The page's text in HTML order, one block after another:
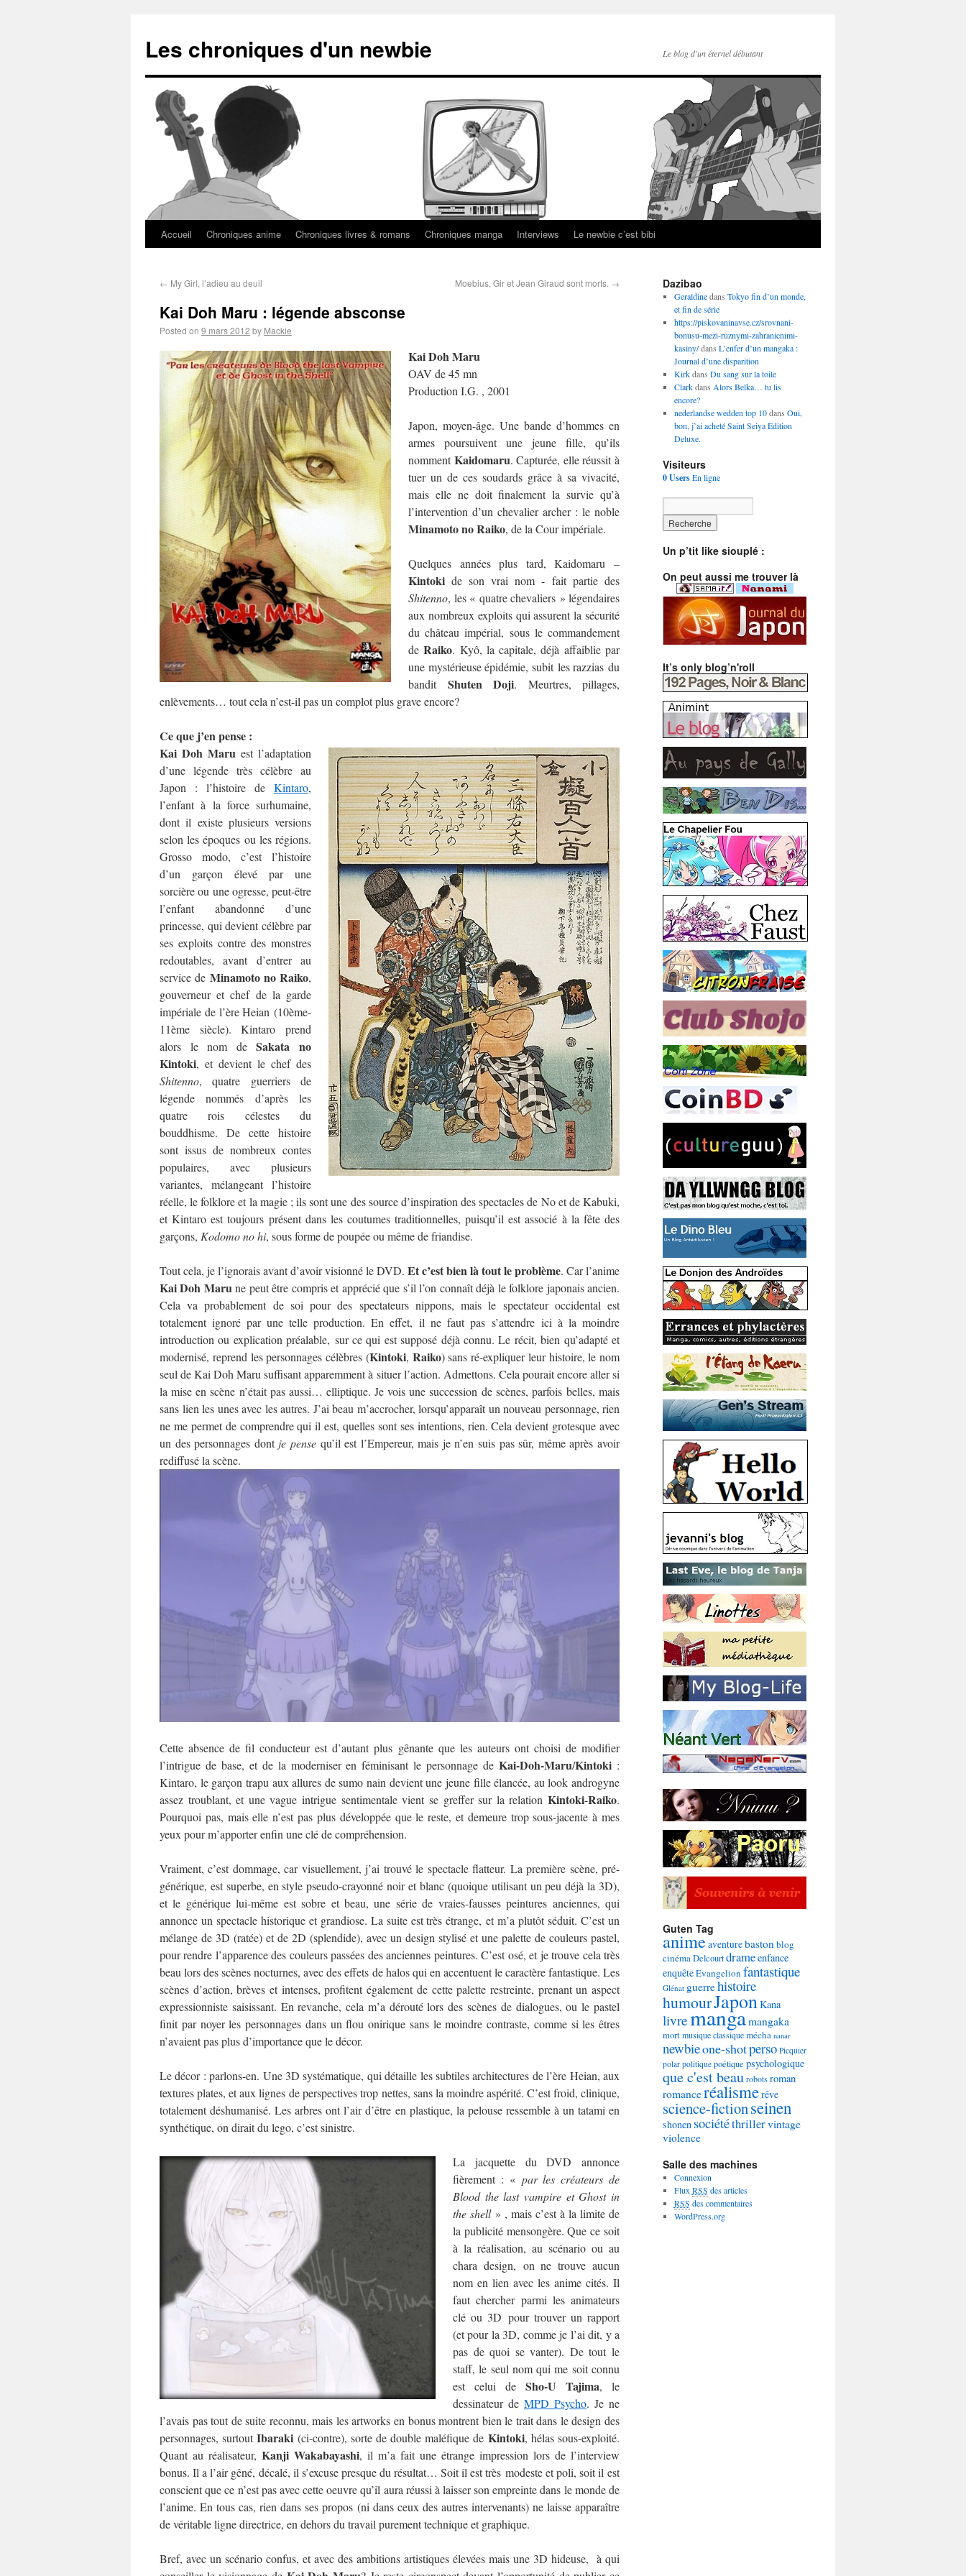
Les chroniques d'un newbie Le blog d'un éternel débutant
Accueil Chroniques anime Chroniques livres & romans Chroniques manga Interviews Le newbie c’est bibi
← My Girl, l’adieu au deuil Moebius, Gir et Jean Giraud sont morts. →
Kai Doh Maru : légende absconse
Posted on 9 mars 2012 by Mackie
Kai Doh Maru
OAV de 45 mn
Production I.G. , 2001
Japon, moyen-âge. Une bande d’hommes en
armes poursuivent une jeune fille, qu’ils
nommentKaidomaru. Capturée, elle réussit à
tuer un de ces soudards grâce à sa vivacité,
mais elle ne doit finalement la survie qu’à
l’intervention d’un chevalier archer : le noble
Minamoto no Raiko, de la Cour impériale.
Quelques années plus tard, Kaidomaru –
Kintoki de son vrai nom - fait partie des
Shitenno, les « quatre chevaliers » légendaires
aux nombreux exploits qui assurent la sécurité
du château impérial, sous le commandement
deRaiko. Kyô, la capitale, déjà affaiblie par
une mystérieuse épidémie, subit les razzias du
bandit Shuten Doji. Meurtres, pillages,
enlèvements… tout cela n’est-il pas un complot plus grave encore?
Ce que j’en pense :
Kai Doh Maru est l’adaptation
d’une légende très célèbre au
Japon : l’histoire de Kintaro,
l’enfant à la force surhumaine,
dont il existe plusieurs versions
selon les époques ou les régions.
Grosso modo, c’est l’histoire
d’un garçon élevé par une
sorcière ou une ogresse, peut-être
l’enfant abandonné d’une
princesse, qui devient célèbre par
ses exploits contre des monstres
redoutables, avant d’entrer au
service de Minamoto no Raiko,
gouverneur et chef de la garde
impériale de l’ère Heian (10ème-
11ème siècle). Kintaro prend
alors le nom deSakata no
Kintoki, et devient le chef des
Shitenno, quatre guerriers de
légende nommés d’après les
quatre rois célestes du
bouddhisme. De cette histoire
sont issus de nombreux contes
populaires, avec plusieurs
variantes, mélangeant l’histoire
réelle, le folklore et la magie ; ils sont une des source d’inspiration des spectacles de No et de Kabuki,
et Kintaro est toujours présent dans les coutumes traditionnelles, puisqu’il est associé à la fête des
garçons, Kodomo no hi, sous forme de poupée ou même de friandise.
Tout cela, je l’ignorais avant d’avoir visionné le DVD. Et c’est bien là tout le problème. Car l’anime
Kai Doh Marune peut être compris et apprécié que s’il l’on connaît déjà le folklore japonais ancien.
Cela va probablement de soi pour des spectateurs nippons, mais le spectateur occidental est
totalement ignoré par une telle production. En effet, il ne faut pas s’attendre ici à la moindre
introduction ou explication préalable, sur ce qui est supposé déjà connu. Le récit, bien qu’adapté et
modernisé, reprend les personnages célèbres (Kintoki, Raiko) sans ré-expliquer leur histoire, le nom
seul de Kai Doh Maru suffisant apparemment à situer l’action. Admettons. Cela pourait encore aller si
la mise en scène n’était pas aussi… elliptique. Je vois une succession de scènes, parfois belles, mais
sans lien les unes avec les autres. J’ai beau m’accrocher, lorsqu’apparaît un nouveau personnage, rien
ne me permet de comprendre qui il est, quelles sont ses intentions, rien. Cela devient grotesque avec
un des personnages dont je pensequ’il est l’Empereur, mais je n’en suis pas sûr, même après avoir
rediffusé la scène.
Cette absence de fil conducteur est d’autant plus gênante que les auteurs ont choisi de modifier
l’intrigue de base, et de la moderniser en féminisant le personnage deKai-Doh-Maru/Kintoki :
Kintaro, le garçon trapu aux allures de sumo nain devient une jeune fille élancée, au look androgyne
assez troublant, et une vague intrigue sentimentale vient se greffer sur la relation Kintoki-Raiko.
Pourquoi pas, mais elle n’est pas plus développée que le reste, et demeure trop sous-jacente à mes
yeux pour m’apporter enfin une clé de compréhension.
Vraiment, c’est dommage, car visuellement, j’ai trouvé le spectacle flatteur. La première scène, pré-
générique, est superbe, en style pseudo-crayonné noir et blanc (quoique utilisant un peu déjà la 3D),
et le générique lui-même est sobre et beau, une série de vraies-fausses peintures anciennes, qui
annonce un spectacle historique et grandiose. La suite est très étrange, et m’a plutôt séduit. C’est un
mélange de 3D (ratée) et de 2D (splendide), avec un design stylisé et une palette de couleurs pastel,
pour rendre l’apparence des couleurs passées des anciennes peintures. C’est osé, et je trouve cela très
beau lors des scènes nocturnes, avec des effets de halos qui en accentuent le caractère fantastique. Les
scènes d’action, brèves et intenses, profitent également de cette palette restreinte, prenant un aspect
expressionniste saisissant. En revanche, cela m’a dérouté lors des scènes de dialogues, ou le pastel
finit par noyer les personnages dans un flou onirique sans le moindre contraste, comme si les êtres
n’avaient pas plus d’importance que le décor.
Le décor : parlons-en. Une 3D systématique, qui détaille les subtiles architectures de l’ère Heian, aux
textures plates, et aux lignes de perspectives trop nettes, sans la moindre aspérité. C’est froid, clinique,
totalement déshumanisé. Les arbres ont l’air d’être en plastique, la pelouse ressemble à un tatami en
synthétique, on dirait du lego, c’est sinistre.
La jacquette du DVD annonce
fièrement : « par les créateurs de
Blood the last vampire et Ghost in
the shell» , mais c’est à la limite de
la publicité mensongère. Que ce soit
à la réalisation, au scénario ou au
chara design, on ne trouve aucun
nom en lien avec les anime cités. Il
faut chercher parmi les animateurs
clé ou 3D pour trouver un rapport
(et pour la 3D, comme je l’ai dit, y a
pas de quoi se vanter). De tout le
staff, le seul nom qui me soit connu
est celui de Sho-U Tajima, le
dessinateur de MPD Psycho. Je ne
l’avais pas tout de suite reconnu, mais les artworks en bonus montrent bien le trait dans le design des
personnages, surtoutIbaraki (ci-contre), sorte de double maléfique de Kintoki, hélas sous-exploité.
Quant au réalisateur, Kanji Wakabayashi, il m’a fait une étrange impression lors de l’interview
bonus. Il a l’air gêné, décalé, il s’excuse presque du résultat… Soit il est très modeste et poli, soit il est
conscient que ce n’est pas avec cette oeuvre qu’il aura réussi à laisser son empreinte dans le monde de
l’anime. En tous cas, rien dans ses propos (ni dans ceux des autres intervenants) ne laisse apparaître
de véritable ligne directrice, en dehors du travail purement technique et graphique.
Bref, avec un scénario confus, et avec des ambitions artistiques élevées mais une 3D hideuse, à qui
Dazibao
Geraldinedans Tokyo fin d’un monde,
et fin de série
https://piskovaninavse.cz/srovnani-
bonusu-mezi-ruznymi-zahranicnimi-
kasiny/dans L’enfer d’un mangaka :
Journal d’une disparition
Kirkdans Du sang sur la toile
Clarkdans Alors Belka… tu lis
encore?
nederlandse wedden top 10dans Oui,
bon, j’ai acheté Saint Seiya Edition
Deluxe.
Visiteurs
0 UsersEn ligne
Un p’tit like siouplé :
On peut aussi me trouver là
It’s only blog’n'roll
Guten Tag
animeaventurebaston blog
cinémaDelcourtdrameenfance
enquêteEvangelion fantastique
Glénat guerrehistoire
humourJapon Kana
livremangamangaka
mortmusique classiquemécha nanar
newbieone-shotperso Picquier
polar politique poétique psychologique
que c'est beaurobotsroman
romanceréalismerêve
science-fictionseinen
shonen sociététhrillervintage
violence
Salle des machines
Connexion
Flux RSS des articles
RSS des commentaires
WordPress.org